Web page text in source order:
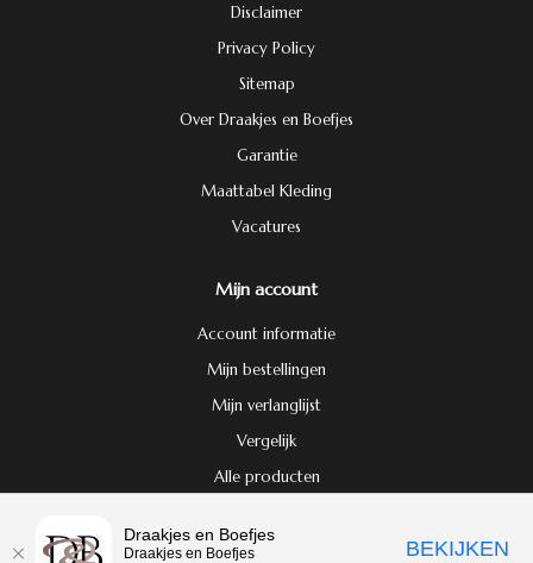
cookies om onze website te verbeteren.
Dit bericht verbergen
Disclaimer
Privacy Policy
Sitemap
Over Draakjes en Boefjes
Garantie
Maattabel Kleding
Vacatures
Mijn account
Account informatie
Mijn bestellingen
Mijn verlanglijst
Vergelijk
Alle producten
© Copyright 2026 Draakjes en Boefjes
Draakjes en Boefjes
Draakjes en Boefjes BEKIJKEN